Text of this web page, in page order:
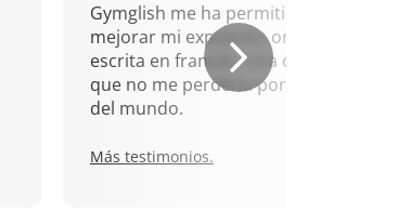
Gymglish me ha permitido
mejorar mi expresión oral y
escrita en francés. Una cita
que no me perdería por nada
del mundo.
Más testimonios.